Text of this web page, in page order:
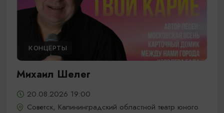
КОНЦЕРТЫ
Михаил Шелег
20.08.2026 19:00
Советск, Калининградский областной театр юного